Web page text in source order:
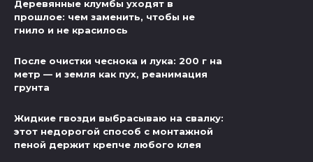
Деревянные клумбы уходят в
прошлое: чем заменить, чтобы не
гнило и не красилось
После очистки чеснока и лука: 200 г на
метр — и земля как пух, реанимация
грунта
Жидкие гвозди выбрасываю на свалку:
этот недорогой способ с монтажной
пеной держит крепче любого клея